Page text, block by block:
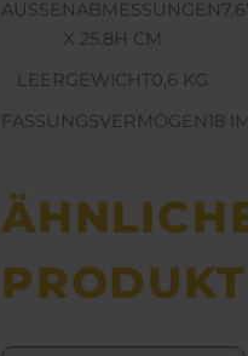
AUSSENABMESSUNGEN
X 25.8H CM
LEERGEWICHT0,6 KG
FASSUNGSVERMÖGEN18